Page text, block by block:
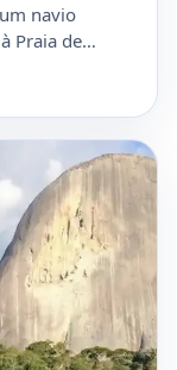
navio
Praia de…